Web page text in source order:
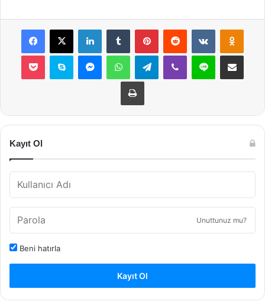
Facebook
X LinkedInTumblr PinterestReddit VKontakte
Pocket Skype MessengerWhatsAppTelegramViber Line E-Posta ile
Yazdır
Kayıt Ol
Unuttunuz mu?
Beni hatırla
Kayıt Ol